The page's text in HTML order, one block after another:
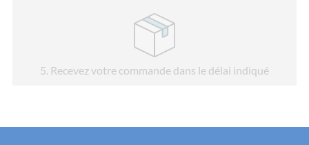
5 . Recevez votre commande dans le délai indiqué